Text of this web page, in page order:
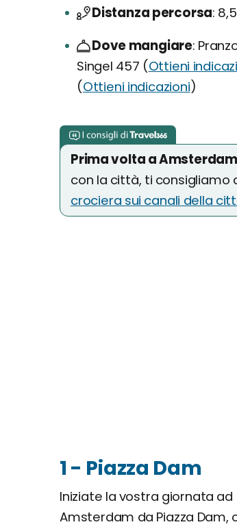
Distanza percorsa
Dove mangiare
Singel 457 (Ottieni
(Ottieni indicazioni)
Prima volta a
con la città, ti consigliamo
crociera sui canali della
1 - Piazza Dam
Iniziate la vostra giornata ad
Amsterdam da Piazza Dam,